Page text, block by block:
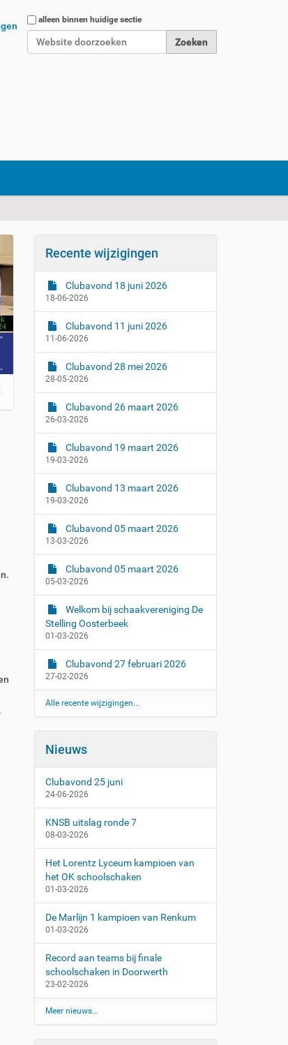
Zoekalleen binnen huidige sectie
Recente wijzigingen
Clubavond 18 juni 2026
18-06-2026
Clubavond 11 juni 2026
11-06-2026
Clubavond 28 mei 2026
28-05-2026
Clubavond 26 maart 2026
26-03-2026
Clubavond 19 maart 2026
19-03-2026
Clubavond 13 maart 2026
19-03-2026
Clubavond 05 maart 2026
13-03-2026
Clubavond 05 maart 2026
05-03-2026
Welkom bij schaakvereniging De
Stelling Oosterbeek
01-03-2026
Clubavond 27 februari 2026
27-02-2026
Alle recente wijzigingen...
Nieuws
Clubavond 25 juni
24-06-2026
KNSB uitslag ronde 7
08-03-2026
Het Lorentz Lyceum kampioen van
het OK schoolschaken
01-03-2026
De Marlijn 1 kampioen van Renkum
01-03-2026
Record aan teams bij finale
schoolschaken in Doorwerth
23-02-2026
Meer nieuws...